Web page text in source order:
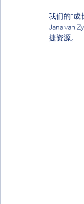
我们的“成
Jana van
捷资源。